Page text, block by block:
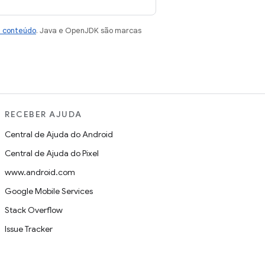
conteúdo. Java e OpenJDK são marcas
RECEBER AJUDA
Central de Ajuda do Android
Central de Ajuda do Pixel
www.android.com
Google Mobile Services
Stack Overflow
Issue Tracker